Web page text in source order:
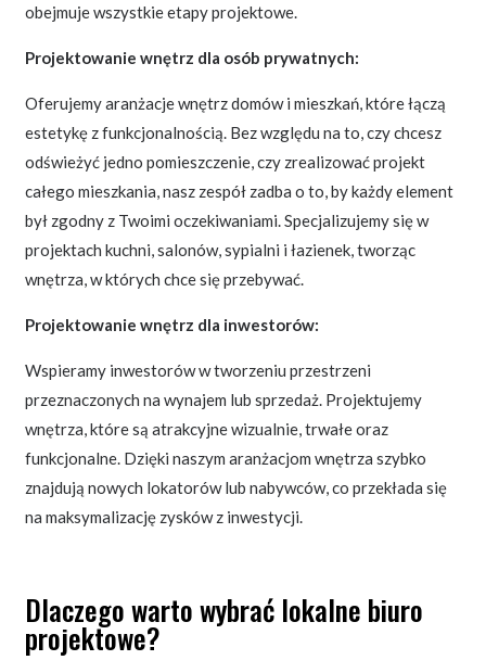
obejmuje wszystkie etapy projektowe.
Projektowanie wnętrz dla osób prywatnych:
Oferujemy aranżacje wnętrz domów i mieszkań, które łączą
estetykę z funkcjonalnością. Bez względu na to, czy chcesz
odświeżyć jedno pomieszczenie, czy zrealizować projekt
całego mieszkania, nasz zespół zadba o to, by każdy element
był zgodny z Twoimi oczekiwaniami. Specjalizujemy się w
projektach kuchni, salonów, sypialni i łazienek, tworząc
wnętrza, w których chce się przebywać.
Projektowanie wnętrz dla inwestorów:
Wspieramy inwestorów w tworzeniu przestrzeni
przeznaczonych na wynajem lub sprzedaż. Projektujemy
wnętrza, które są atrakcyjne wizualnie, trwałe oraz
funkcjonalne. Dzięki naszym aranżacjom wnętrza szybko
znajdują nowych lokatorów lub nabywców, co przekłada się
na maksymalizację zysków z inwestycji.
Dlaczego warto wybrać lokalne biuro
projektowe?